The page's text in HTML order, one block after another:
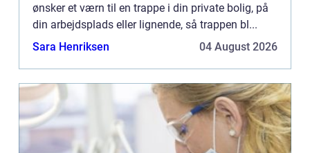
ønsker et værn til en trappe i din private bolig, på
din arbejdsplads eller lignende, så trappen bl...
Sara Henriksen
04 August 2026